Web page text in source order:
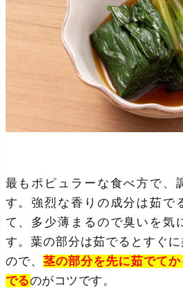
最もポピュラーな食べ方で、
す。強烈な香りの成分は茹で
て、多少薄まるので臭いを気
す。葉の部分は茹でるとすぐ
ので、 茎の部分を先に茹でて
でるのがコツです。